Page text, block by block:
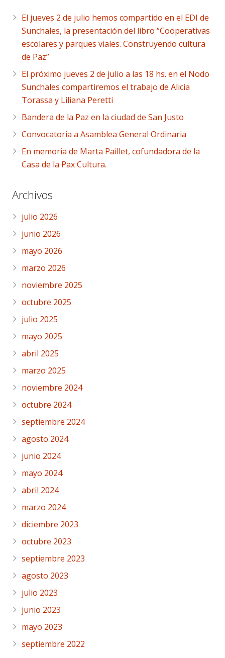
El jueves 2 de julio hemos compartido en el EDI de
Sunchales, la presentación del libro “Cooperativas
escolares y parques viales. Construyendo cultura
de Paz”
El próximo jueves 2 de julio a las 18 hs. en el Nodo
Sunchales compartiremos el trabajo de Alicia
Torassa y Liliana Peretti
Bandera de la Paz en la ciudad de San Justo
Convocatoria a Asamblea General Ordinaria
En memoria de Marta Paillet, cofundadora de la
Casa de la Pax Cultura.
Archivos
julio 2026
junio 2026
mayo 2026
marzo 2026
noviembre 2025
octubre 2025
julio 2025
mayo 2025
abril 2025
marzo 2025
noviembre 2024
octubre 2024
septiembre 2024
agosto 2024
junio 2024
mayo 2024
abril 2024
marzo 2024
diciembre 2023
octubre 2023
septiembre 2023
agosto 2023
julio 2023
junio 2023
mayo 2023
septiembre 2022